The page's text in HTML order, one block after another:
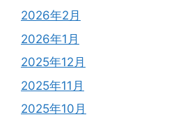
2026年2月
2026年1月
2025年12月
2025年11月
2025年10月